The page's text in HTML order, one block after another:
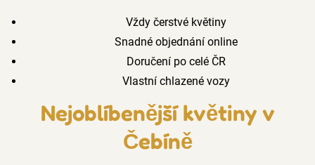
Vždy čerstvé květiny
Snadné objednání online
Doručení po celé ČR
Vlastní chlazené vozy
Nejoblíbenější květiny v
Čebíně